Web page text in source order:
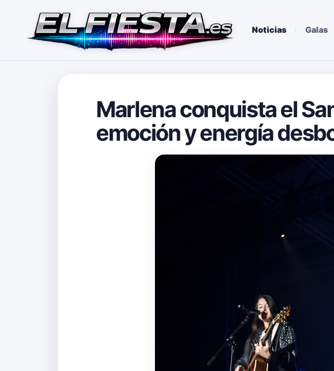
Noticias Galas
Marlena conquista el
emoción y energía